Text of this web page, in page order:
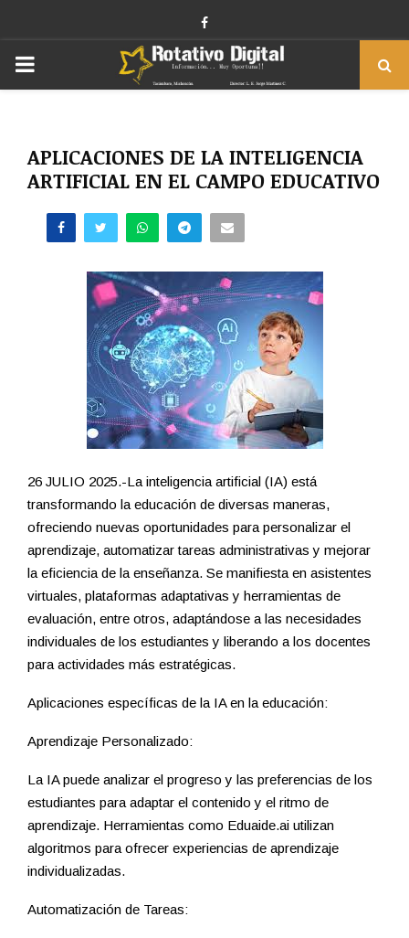
Facebook
PRIMARY
APLICACIONES DE LA INTELIGENCIA
ARTIFICIAL EN EL CAMPO EDUCATIVO
26 JULIO 2025.-La inteligencia artificial (IA) está
transformando la educación de diversas maneras,
ofreciendo nuevas oportunidades para personalizar el
aprendizaje, automatizar tareas administrativas y mejorar
la eficiencia de la enseñanza. Se manifiesta en asistentes
virtuales, plataformas adaptativas y herramientas de
evaluación, entre otros, adaptándose a las necesidades
individuales de los estudiantes y liberando a los docentes
para actividades más estratégicas.
Aplicaciones específicas de la IA en la educación:
Aprendizaje Personalizado:
La IA puede analizar el progreso y las preferencias de los
estudiantes para adaptar el contenido y el ritmo de
aprendizaje. Herramientas como Eduaide.ai utilizan
algoritmos para ofrecer experiencias de aprendizaje
individualizadas.
Automatización de Tareas: